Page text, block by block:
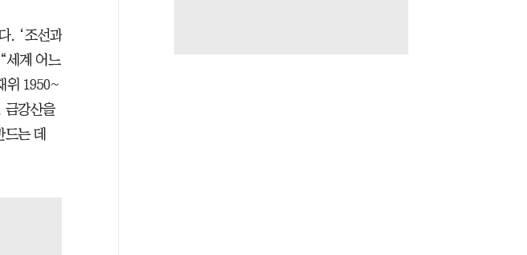
. ‘조선과
세계 어느
위 1950~
금강산을
는 데